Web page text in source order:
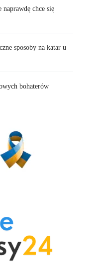
chce się
sposoby na katar u
bohaterów